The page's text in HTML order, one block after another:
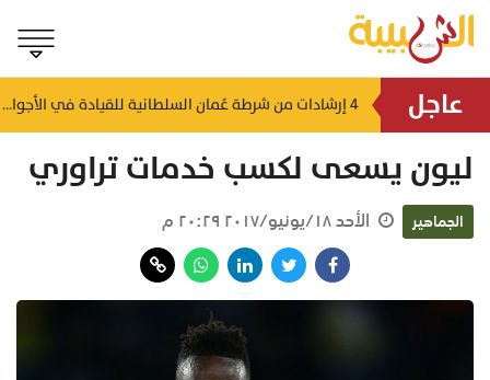
عاجل
وباكستان 4 إرشادات من شرطة عُمان السلطانية للقيادة في الأجواء المغبرة
ليون يسعى لكسب خدمات تراوري
الجماهير الأحد ١٨/يونيو/٢٠١٧ ٢٠:٢٩ م